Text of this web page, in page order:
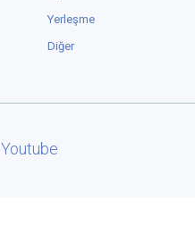
Yerleşme
Diğer
Youtube